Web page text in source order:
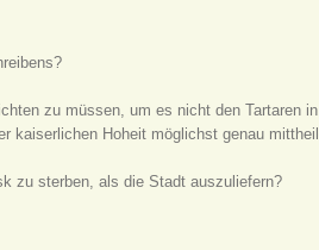
zu müssen, um es nicht den Tartaren
kaiserlichen Hoheit möglichst genau
zu sterben, als die Stadt auszuliefern?